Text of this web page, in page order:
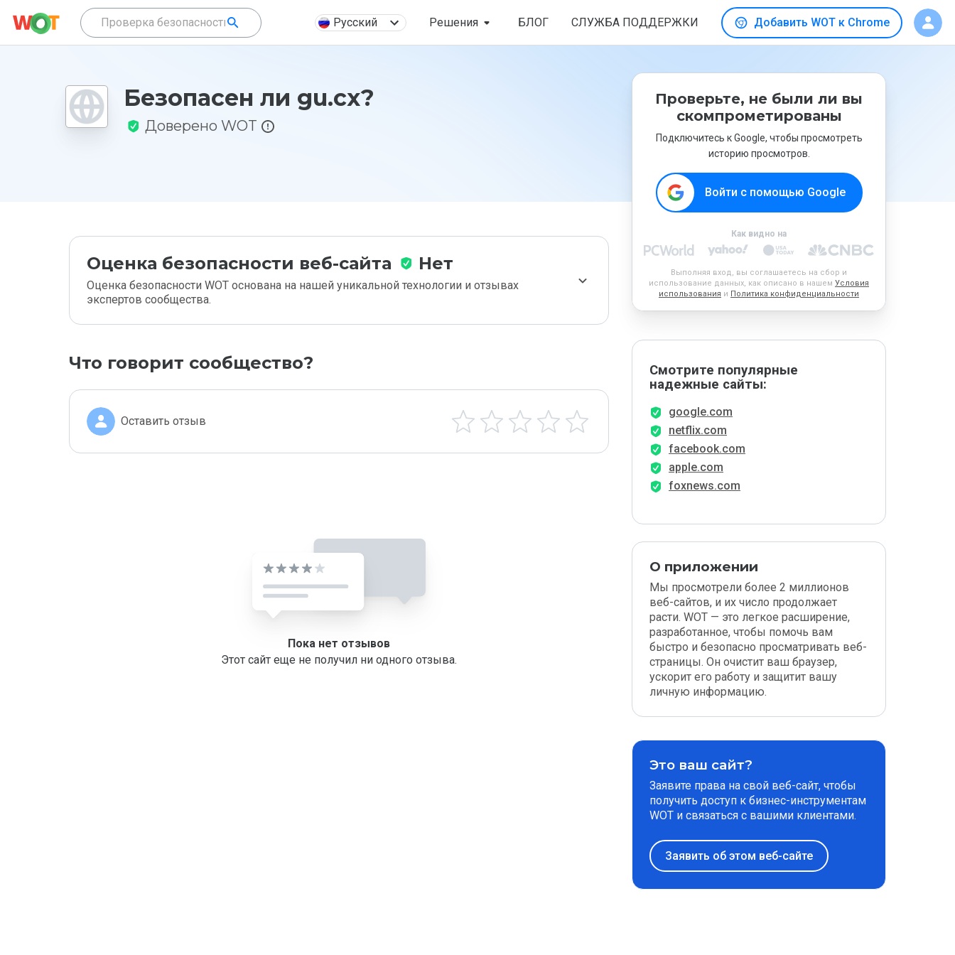
Русский Решения БЛОГ СЛУЖБА ПОДДЕРЖКИ Добавить WOT к Chrome
Безопасен ли gu.cx?
Доверено WOT
Оценка безопасности веб-сайта Нет
Оценка безопасности WOT основана на нашей уникальной технологии и отзывах
экспертов сообщества.
Что говорит сообщество?
Оставить отзыв
Пока нет отзывов
Этот сайт еще не получил ни одного отзыва.
Проверьте, не были ли вы
скомпрометированы
Подключитесь к Google, чтобы просмотреть
историю просмотров.
Войти с помощью Google
Как видно на
Выполняя вход, вы соглашаетесь на сбор и
использование данных, как описано в нашем Условия
использования и Политика конфиденциальности
Смотрите популярные
надежные сайты:
google.com
netflix.com
facebook.com
apple.com
foxnews.com
О приложении
Мы просмотрели более 2 миллионов
веб-сайтов, и их число продолжает
расти. WOT — это легкое расширение,
разработанное, чтобы помочь вам
быстро и безопасно просматривать веб-
страницы. Он очистит ваш браузер,
ускорит его работу и защитит вашу
личную информацию.
Это ваш сайт?
Заявите права на свой веб-сайт, чтобы
получить доступ к бизнес-инструментам
WOT и связаться с вашими клиентами.
Заявить об этом веб-сайте